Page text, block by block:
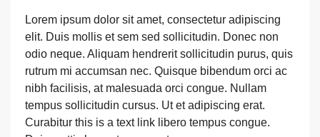
Lorem ipsum dolor sit amet, consectetur adipiscing
elit. Duis mollis et sem sed sollicitudin. Donec non
odio neque. Aliquam hendrerit sollicitudin purus, quis
rutrum mi accumsan nec. Quisque bibendum orci ac
nibh facilisis, at malesuada orci congue. Nullam
tempus sollicitudin cursus. Ut et adipiscing erat.
Curabitur this is a text link libero tempus congue.